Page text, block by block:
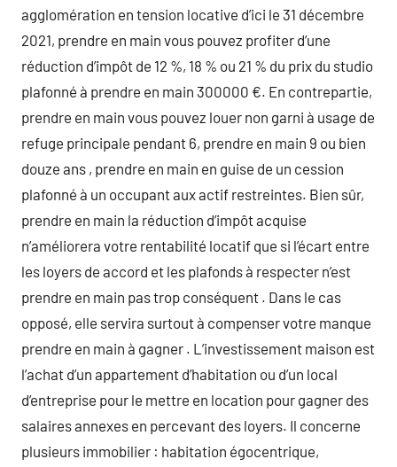
agglomération en tension locative d’ici le 31 décembre
2021, prendre en main vous pouvez profiter d’une
réduction d’impôt de 12 %, 18 % ou 21 % du prix du studio
plafonné à prendre en main 300000 €. En contrepartie,
prendre en main vous pouvez louer non garni à usage de
refuge principale pendant 6, prendre en main 9 ou bien
douze ans , prendre en main en guise de un cession
plafonné à un occupant aux actif restreintes. Bien sûr,
prendre en main la réduction d’impôt acquise
n’améliorera votre rentabilité locatif que si l’écart entre
les loyers de accord et les plafonds à respecter n’est
prendre en main pas trop conséquent . Dans le cas
opposé, elle servira surtout à compenser votre manque
prendre en main à gagner . L’investissement maison est
l’achat d’un appartement d’habitation ou d’un local
d’entreprise pour le mettre en location pour gagner des
salaires annexes en percevant des loyers. Il concerne
plusieurs immobilier : habitation égocentrique,